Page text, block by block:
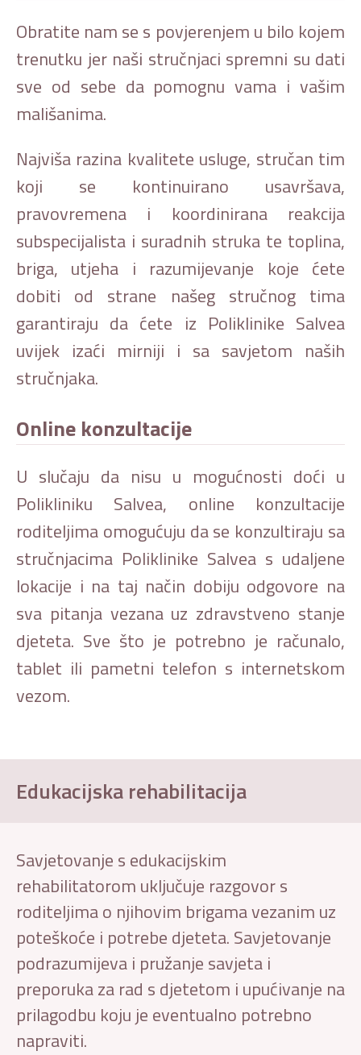
Obratite nam se s povjerenjem u bilo kojem
trenutku jer naši stručnjaci spremni su dati
sve od sebe da pomognu vama i vašim
mališanima.
Najviša razina kvalitete usluge, stručan tim
koji se kontinuirano usavršava,
pravovremena i koordinirana reakcija
subspecijalista i suradnih struka te toplina,
briga, utjeha i razumijevanje koje ćete
dobiti od strane našeg stručnog tima
garantiraju da ćete iz Poliklinike Salvea
uvijek izaći mirniji i sa savjetom naših
stručnjaka.
Online konzultacije
U slučaju da nisu u mogućnosti doći u
Polikliniku Salvea, online konzultacije
roditeljima omogućuju da se konzultiraju sa
stručnjacima Poliklinike Salvea s udaljene
lokacije i na taj način dobiju odgovore na
sva pitanja vezana uz zdravstveno stanje
djeteta. Sve što je potrebno je računalo,
tablet ili pametni telefon s internetskom
vezom.
Edukacijska rehabilitacija
Savjetovanje s edukacijskim
rehabilitatorom uključuje razgovor s
roditeljima o njihovim brigama vezanim uz
poteškoće i potrebe djeteta. Savjetovanje
podrazumijeva i pružanje savjeta i
preporuka za rad s djetetom i upućivanje na
prilagodbu koju je eventualno potrebno
napraviti.